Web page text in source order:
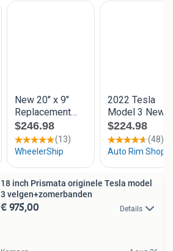
18 inch Prismata originele Tesla model
3 velgen+zomerbanden
€ 975,00 Details